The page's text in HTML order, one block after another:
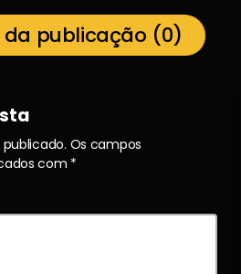
publicação (0)
Os campos
com *